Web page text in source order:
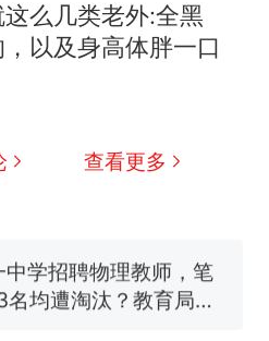
么几类老外:全黑
以及身高体胖一口
查看更多
在床头放菜刀的女孩，
句“跟我回家”改写了
视频评出？中国烹饪
钓获鲨鱼徒手将其拽
中学招聘物理教师，笔
名均遭淘汰？教育局：